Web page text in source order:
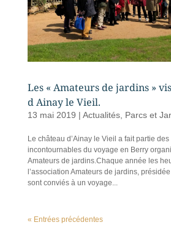
Les « Amateurs de jardins »
d Ainay le Vieil.
13 mai 2019 | Actualités, Parcs et
Le château d’Ainay le Vieil a fait partie
incontournables du voyage en Berry
Amateurs de jardins.Chaque année les
l’association Amateurs de jardins,
sont conviés à un voyage...
« Entrées précédentes